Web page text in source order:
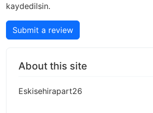
kaydedilsin.
Submit a review
About this site
Eskisehirapart26